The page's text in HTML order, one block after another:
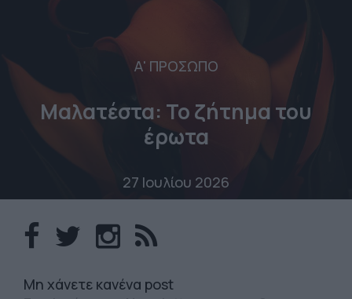
Α' ΠΡΟΣΩΠΟ
Μαλατέστα: Το ζήτημα του
έρωτα
27 Ιουλίου 2026
Mη χάνετε κανένα post